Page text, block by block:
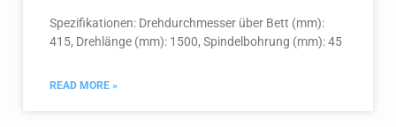
Spezifikationen: Drehdurchmesser über Bett (mm):
415, Drehlänge (mm): 1500, Spindelbohrung (mm): 45
READ MORE »